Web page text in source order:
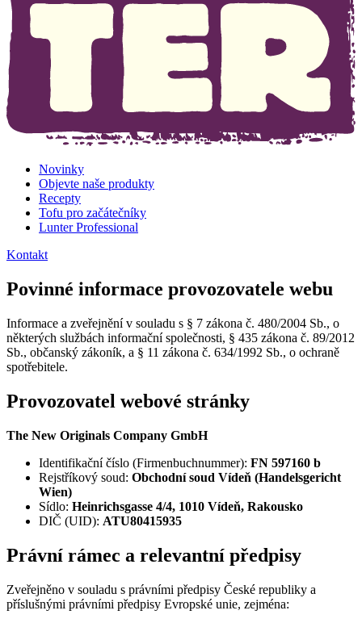
Novinky
Objevte naše produkty
Recepty
Tofu pro začátečníky
Lunter Professional
Kontakt
Povinné informace provozovatele webu
Informace a zveřejnění v souladu s § 7 zákona č. 480/2004 Sb., o
některých službách informační společnosti, § 435 zákona č. 89/2012
Sb., občanský zákoník, a § 11 zákona č. 634/1992 Sb., o ochraně
spotřebitele.
Provozovatel webové stránky
The New Originals Company GmbH
Identifikační číslo (Firmenbuchnummer): FN 597160 b
Rejstříkový soud: Obchodní soud Vídeň (Handelsgericht
Wien)
Sídlo: Heinrichsgasse 4/4, 1010 Vídeň, Rakousko
DIČ (UID): ATU80415935
Právní rámec a relevantní předpisy
Zveřejněno v souladu s právními předpisy České republiky a
příslušnými právními předpisy Evropské unie, zejména: